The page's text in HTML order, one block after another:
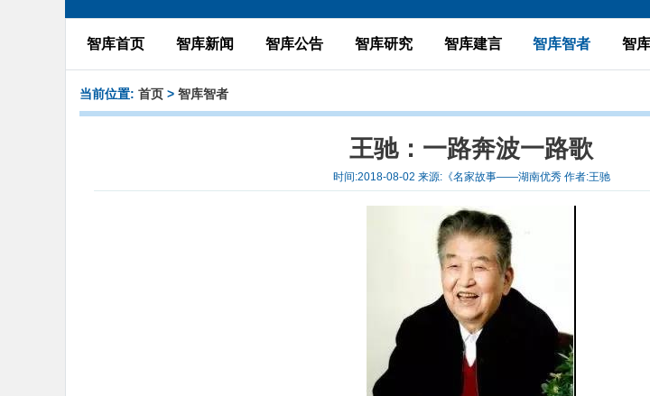
智库首页 智库新闻 智库公告 智库研究 智库建言 智库智者 智
当前位置: 首页 > 智库智者
王驰：一路奔波一路歌
时间:2018-08-02 来源:《名家故事——湖南优秀 作者:王驰